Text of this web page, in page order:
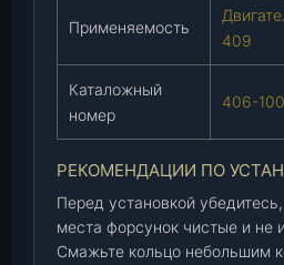
9
Л
И
К
О
Применяемость
409
Каталожный
номер
406-
РЕКОМЕНДАЦИИ ПО
Перед установкой
места форсунок чистые и не
Смажьте кольцо небольшим